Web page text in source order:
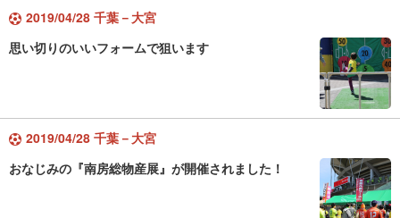
2019/04/28 千葉－大宮
思い切りのいいフォームで狙います
2019/04/28 千葉－大宮
おなじみの『南房総物産展』が開催されました！